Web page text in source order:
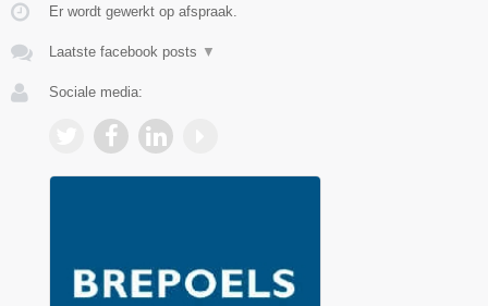
Er wordt gewerkt op afspraak.
Laatste facebook posts ▼
Sociale media: